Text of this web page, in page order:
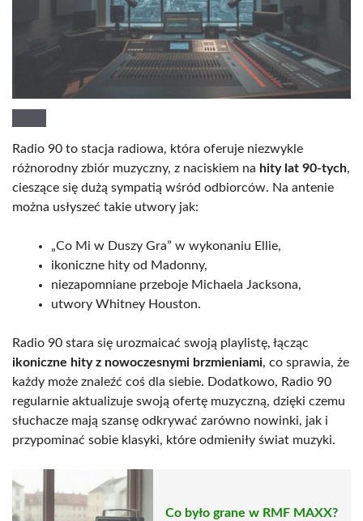
Radio 90 to stacja radiowa, która oferuje niezwykle
różnorodny zbiór muzyczny, z naciskiem na hity lat 90-tych,
cieszące się dużą sympatią wśród odbiorców. Na antenie
można usłyszeć takie utwory jak:
„Co Mi w Duszy Gra” w wykonaniu Ellie,
ikoniczne hity od Madonny,
niezapomniane przeboje Michaela Jacksona,
utwory Whitney Houston.
Radio 90 stara się urozmaicać swoją playlistę, łącząc
ikoniczne hity z nowoczesnymi brzmieniami, co sprawia, że
każdy może znaleźć coś dla siebie. Dodatkowo, Radio 90
regularnie aktualizuje swoją ofertę muzyczną, dzięki czemu
słuchacze mają szansę odkrywać zarówno nowinki, jak i
przypominać sobie klasyki, które odmieniły świat muzyki.
Co było grane w RMF MAXX?